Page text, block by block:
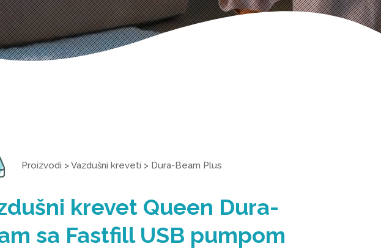
Proizvodi >Vazdušni kreveti > Dura-Beam Plus
krevet Queen Dura-
sa Fastfill USB pumpom